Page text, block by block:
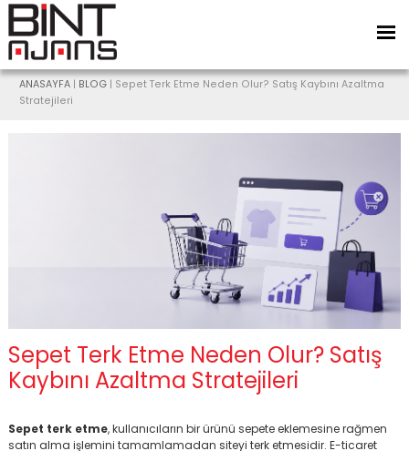
ANASAYFA | BLOG | Sepet Terk Etme Neden Olur? Satış Kaybını Azaltma
Stratejileri
Sepet Terk Etme Neden Olur? Satış
Kaybını Azaltma Stratejileri
Sepet terk etme, kullanıcıların bir ürünü sepete eklemesine rağmen
satın alma işlemini tamamlamadan siteyi terk etmesidir. E-ticaret